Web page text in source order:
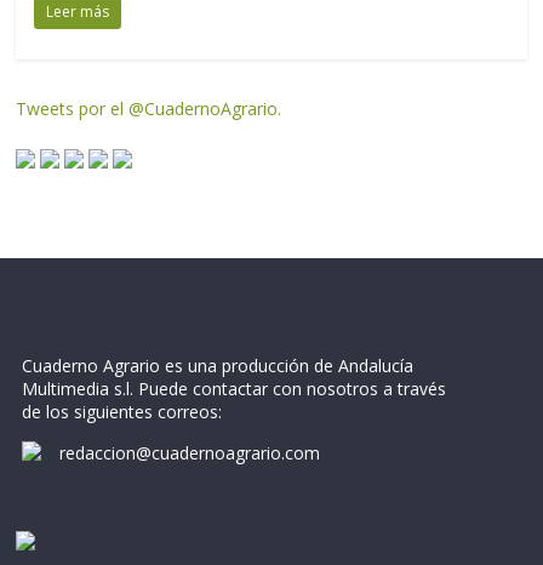
Leer más
Tweets por el @CuadernoAgrario.
Cuaderno Agrario es una producción de Andalucía
Multimedia s.l. Puede contactar con nosotros a través
de los siguientes correos:
redaccion@cuadernoagrario.com